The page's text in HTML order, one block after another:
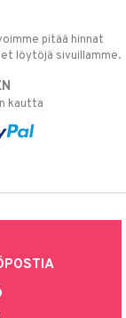
pitää hinnat
löytöjä sivuillamme.
kautta